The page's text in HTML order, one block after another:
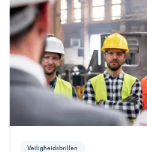
Veiligheidsbrillen